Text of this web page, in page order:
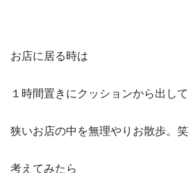
お店に居る時は
１時間置きにクッションから出して
狭いお店の中を無理やりお散歩。笑
考えてみたら